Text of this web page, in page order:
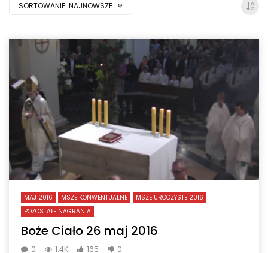
SORTOWANIE: NAJNOWSZE
MAJ 2016 MSZE KONWENTUALNE
MSZE UROCZYSTE 2016
POZOSTAŁE NAGRANIA
Boże Ciało 26 maj 2016
0 1.4K 165 0